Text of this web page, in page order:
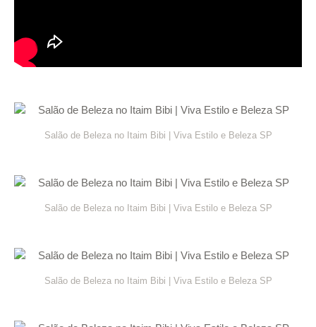
Salão de Beleza no Itaim Bibi | Viva Estilo e Beleza SP
Salão de Beleza no Itaim Bibi | Viva Estilo e Beleza SP
Salão de Beleza no Itaim Bibi | Viva Estilo e Beleza SP